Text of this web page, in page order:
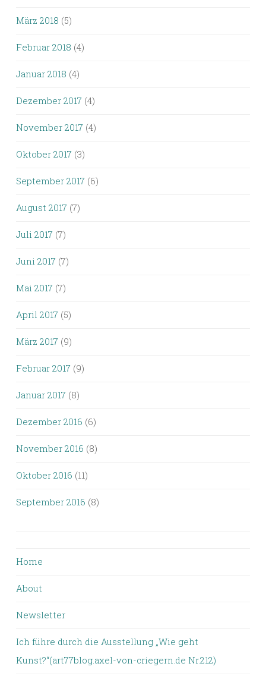
März 2018 (5)
Februar 2018 (4)
Januar 2018 (4)
Dezember 2017 (4)
November 2017 (4)
Oktober 2017 (3)
September 2017 (6)
August 2017 (7)
Juli 2017 (7)
Juni 2017 (7)
Mai 2017 (7)
April 2017 (5)
März 2017 (9)
Februar 2017 (9)
Januar 2017 (8)
Dezember 2016 (6)
November 2016 (8)
Oktober 2016 (11)
September 2016 (8)
Home
About
Newsletter
Ich führe durch die Ausstellung „Wie geht
Kunst?“(art77blog.axel-von-criegern.de Nr.212)